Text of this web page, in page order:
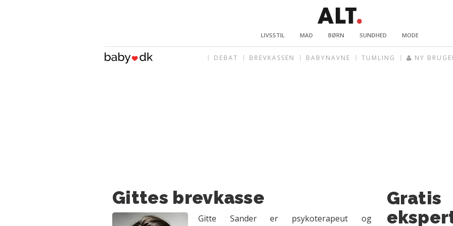
LIVSSTIL MAD BØRN SUNDHED MODE
DEBAT BREVKASSEN BABYNAVNE TUMLING NY
Gittes brevkasse
Gitte Sander er psykoterapeut og
Gratis